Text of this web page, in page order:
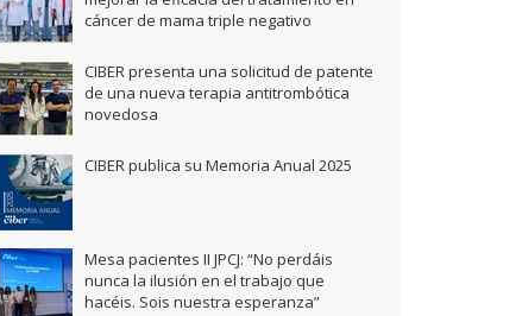
cáncer de mama triple negativo
CIBER presenta una solicitud de patente
de una nueva terapia antitrombótica
novedosa
CIBER publica su Memoria Anual 2025
Mesa pacientes II JPCJ: “No perdáis
nunca la ilusión en el trabajo que
hacéis. Sois nuestra esperanza”